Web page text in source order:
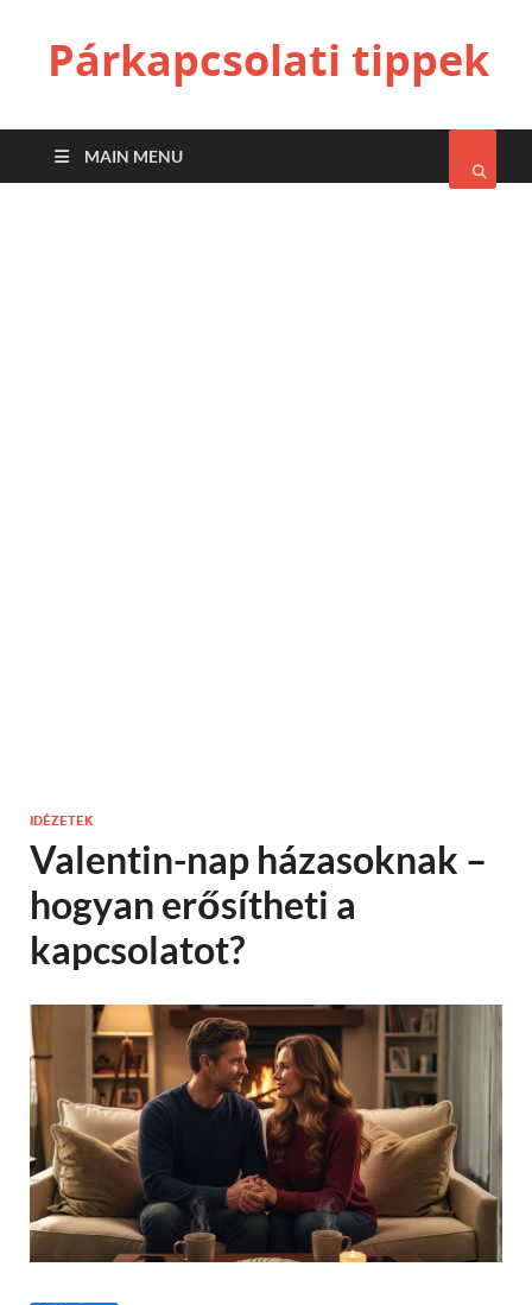
Párkapcsolati tippek
MAIN MENU
IDÉZETEK
Valentin-nap házasoknak –
hogyan erősítheti a
kapcsolatot?